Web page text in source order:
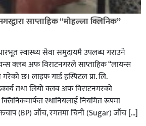
साप्ताहिक “मोहल्ला क्लिनिक”
स्वास्थ्य सेवा समुदायमै उपलब्ध गराउने
क्लब अफ विराटनगरले साप्ताहिक “लायन्स
छ। लाइफ गार्ड हस्पिटल प्रा. लि.
तथा लियो क्लब अफ विराटनगरको
स्थानियलाई नियमित रूपमा
(BP) जाँच, रगतमा चिनी (Sugar) जाँच […]